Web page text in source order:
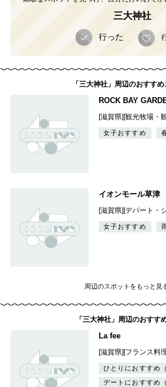
三大神社
行った
「三大神社」周辺のおすす
ROCK BAY
[滋賀県][観光牧場・
女子おすすめ
イオンモール草津
[滋賀県][デパート・
女子おすすめ
周辺のスポットをもっと見
「三大神社」周辺のおすす
La fee
[滋賀県][フランス料
ひとりにおすすめ
デートにおすすめ